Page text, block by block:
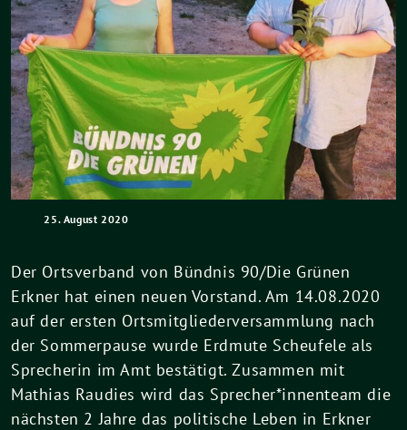
25. August 2020
Der Ortsverband von Bündnis 90/Die Grünen
Erkner hat einen neuen Vorstand. Am 14.08.2020
auf der ersten Ortsmitgliederversammlung nach
der Sommerpause wurde Erdmute Scheufele als
Sprecherin im Amt bestätigt. Zusammen mit
Mathias Raudies wird das Sprecher*innenteam die
nächsten 2 Jahre das politische Leben in Erkner